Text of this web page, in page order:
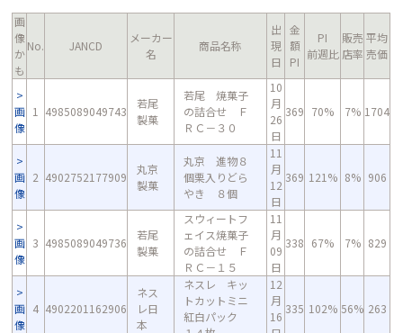
画
像
か
も
No. JANCD
メーカー
名
商品名称
出
現
日
金
額
PI
PI
前週比
販売
店率
平均
売価
画
像
1 4985089049743
若尾
製菓
若尾 焼菓子
の詰合せ Ｆ
ＲＣ－３０
10
月
26
日
369 70% 7% 1704
画
像
2 4902752177909
丸京
製菓
丸京 進物８
個栗入りどら
やき ８個
11
月
12
日
369 121% 8% 906
画
像
3 4985089049736
若尾
製菓
スウィートフ
ェイス焼菓子
の詰合せ Ｆ
ＲＣ－１５
11
月
09
日
338 67% 7% 829
画
像
4 4902201162906
ネス
レ日
本
ネスレ キッ
トカットミニ
紅白パック
12
月
16
335 102% 56% 263